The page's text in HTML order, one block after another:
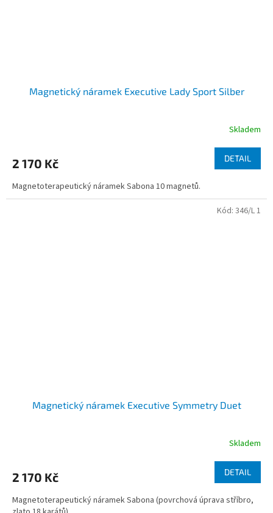
Magnetický náramek Executive Lady Sport Silber
Skladem
2 170 Kč DETAIL
Magnetoterapeutický náramek Sabona 10 magnetů.
Magnetický náramek Executive Symmetry Duet
Skladem
2 170 Kč DETAIL
Magnetoterapeutický náramek Sabona (povrchová úprava stříbro,
Kód: 346/L 1